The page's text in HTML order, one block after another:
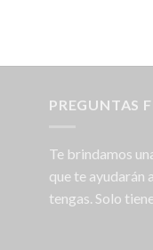
PREGUNTAS
Te brindamos
que te ayudarán
tengas. Solo